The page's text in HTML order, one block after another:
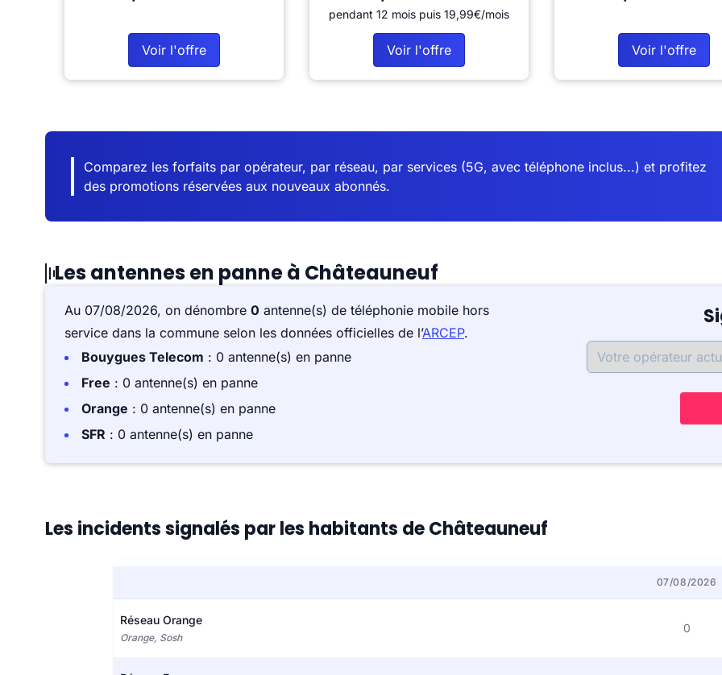
Voir l'offre
pendant 12 mois puis 19,99€/mois
Voir l'offre Voir l'offre
Comparez les forfaits par opérateur, par réseau, par services (5G, avec téléphone inclus...) et profitez
des promotions réservées aux nouveaux abonnés.
Les antennes en panne à Châteauneuf
Au 07/08/2026, on dénombre 0 antenne(s) de téléphonie mobile hors
service dans la commune selon les données officielles de l’ARCEP.
Bouygues Telecom : 0 antenne(s) en panne
Free : 0 antenne(s) en panne
Orange : 0 antenne(s) en panne
SFR : 0 antenne(s) en panne
Les incidents signalés par les habitants de Châteauneuf
07/08/2026
Réseau Orange
Orange, Sosh
0